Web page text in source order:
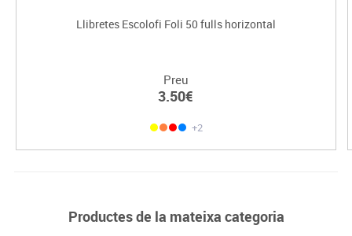
Llibretes Escolofi Foli 50 fulls horizontal
Preu
3.50€
+2
Productes de la mateixa categoria